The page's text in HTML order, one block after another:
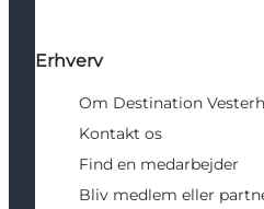
Erhverv
Om Destination
Kontakt os
Find en medarbejder
Bliv medlem eller